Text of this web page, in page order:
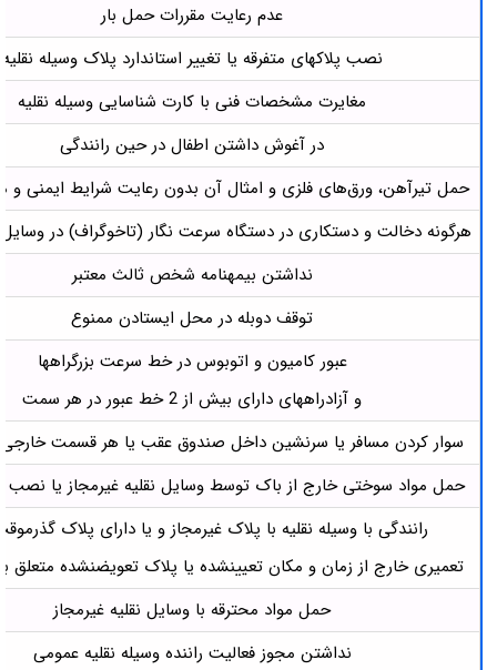
عدم رعایت مقررات حمل بار
نصب پلاک­های متفرقه یا تغییر استاندارد پلاک وسیله نقلیه
مغایرت مشخصات فنی با کارت شناسایی وسیله نقلیه
در آغوش داشتن اطفال در حین رانندگی
حمل تیرآهن، ورق‌های فلزی و امثال آن بدون رعایت شرایط ایمنی و
هرگونه دخالت و دستکاری در دستگاه سرعت نگار (تاخوگراف) در
نداشتن بیمه­نامه شخص ثالث معتبر
توقف دوبله در محل ایستادن ممنوع
عبور کامیون و اتوبوس در خط سرعت بزرگراه­ها
و آزادراه­های دارای بیش از 2 خط عبور در هر سمت
سوار کردن مسافر یا سرنشین داخل صندوق عقب یا هر قسمت خارجی
حمل مواد سوختی خارج از باک توسط وسایل نقلیه غیرمجاز یا نصب
رانندگی با وسیله نقلیه با پلاک غیرمجاز و یا دارای پلاک
تعمیری خارج از زمان و مکان تعیین­شده یا پلاک تعویض­نشده متعلق
حمل مواد محترقه با وسایل نقلیه غیرمجاز
نداشتن مجوز فعالیت راننده وسیله نقلیه عمومی